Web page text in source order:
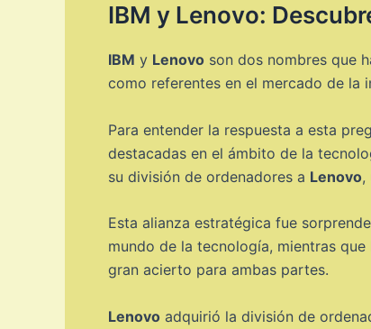
IBM y Lenovo:
IBM y Lenovo son dos nombres que
como referentes en el mercado de la
Para entender la respuesta a esta
destacadas en el ámbito de la
su división de ordenadores a Lenovo,
Esta alianza estratégica fue
mundo de la tecnología, mientras que
gran acierto para ambas partes.
Lenovo adquirió la división de